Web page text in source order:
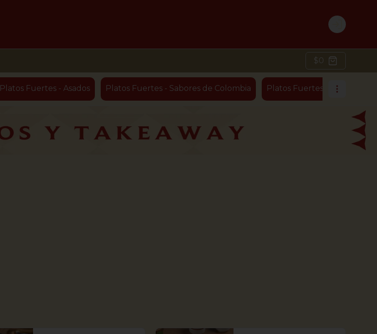
Login
$0
Platos Fuertes - Asados Platos Fuertes - Sabores de Colombia Platos Fuertes - Ensaladas